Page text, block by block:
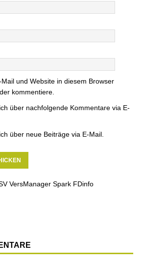
und Website in diesem Browser
kommentiere.
über nachfolgende Kommentare via E-
über neue Beiträge via E-Mail.